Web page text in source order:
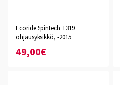
Ecoride Spintech T319
ohjausyksikkö, -2015
49,00€